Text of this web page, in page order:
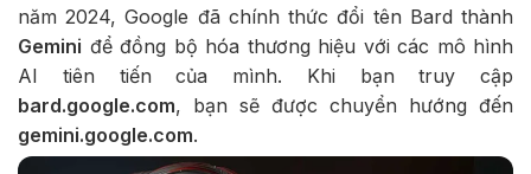
năm 2024, Google đã chính thức đổi tên Bard thành
Gemini để đồng bộ hóa thương hiệu với các mô hình
AI tiên tiến của mình. Khi bạn truy cập
bard.google.com, bạn sẽ được chuyển hướng đến
gemini.google.com.